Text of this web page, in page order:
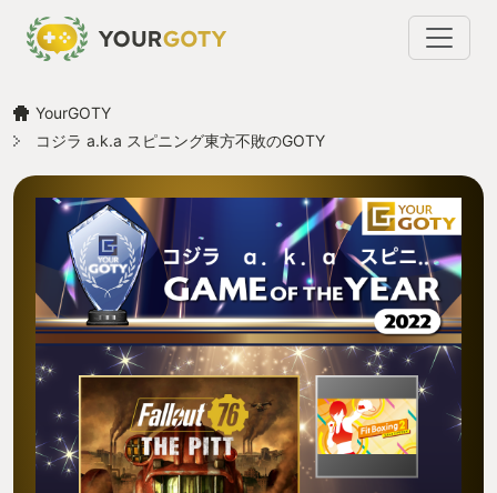
YourGOTY
コジラ a.k.a スピニング東方不敗のGOTY